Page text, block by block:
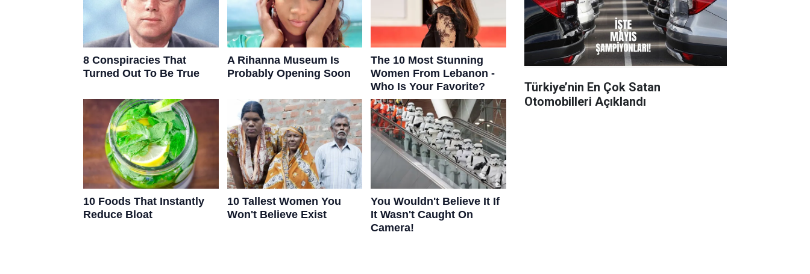
Türkiye’nin En Çok Satan
Otomobilleri Açıklandı